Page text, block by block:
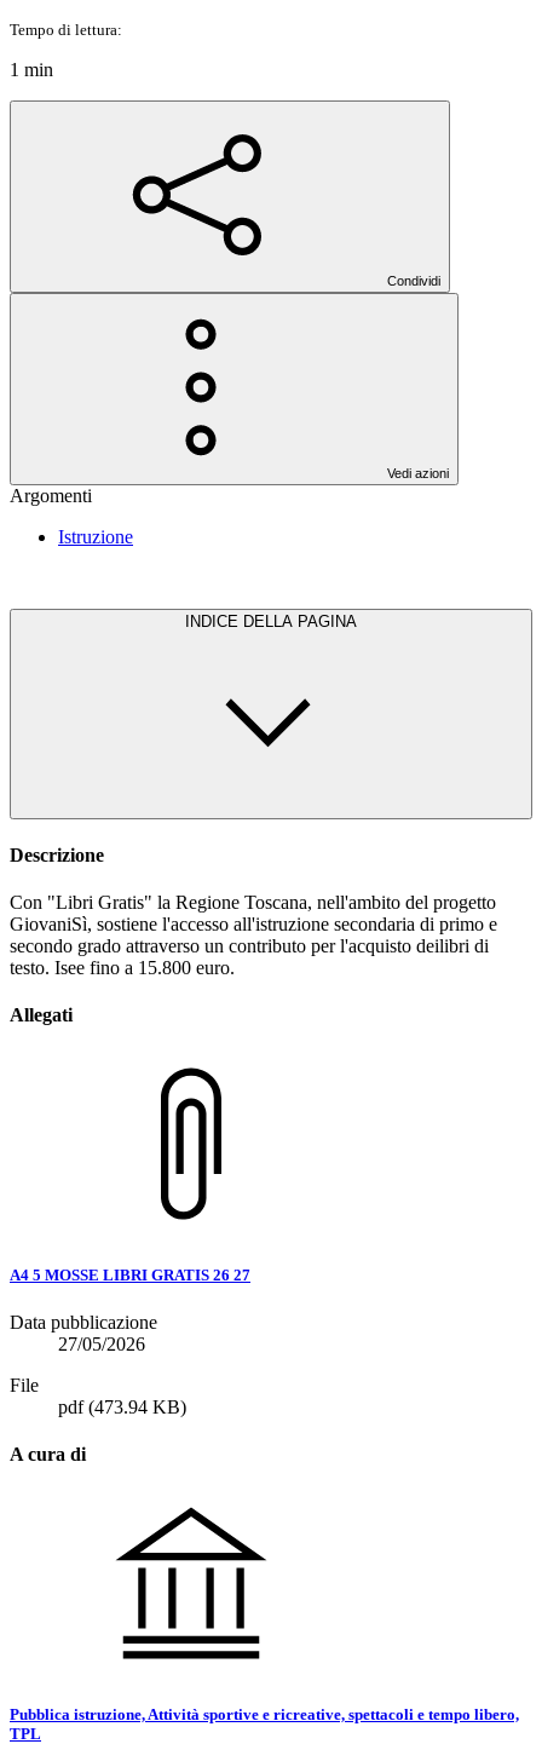
Tempo di lettura:
1 min
Condividi
Vedi azioni
Argomenti
Istruzione
INDICE DELLA PAGINA
Descrizione
Con "Libri Gratis" la Regione Toscana, nell'ambito del progetto
GiovaniSì, sostiene l'accesso all'istruzione secondaria di primo e
secondo grado attraverso un contributo per l'acquisto deilibri di
testo. Isee fino a 15.800 euro.
Allegati
A4 5 MOSSE LIBRI GRATIS 26 27
Data pubblicazione
27/05/2026
File
pdf(473.94 KB)
A cura di
Pubblica istruzione, Attività sportive e ricreative, spettacoli e tempo libero,
TPL